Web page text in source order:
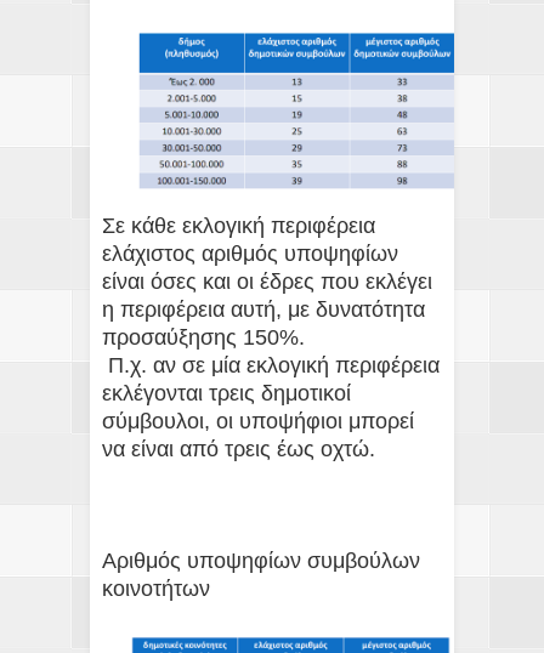
Σε κάθε εκλογική περιφέρεια
ελάχιστος αριθμός υποψηφίων
είναι όσες και οι έδρες που εκλέγει
η περιφέρεια αυτή, με δυνατότητα
προσαύξησης 150%.
Π.χ. αν σε μία εκλογική περιφέρεια
εκλέγονται τρεις δημοτικοί
σύμβουλοι, οι υποψήφιοι μπορεί
να είναι από τρεις έως οχτώ.
Αριθμός υποψηφίων συμβούλων
κοινοτήτων